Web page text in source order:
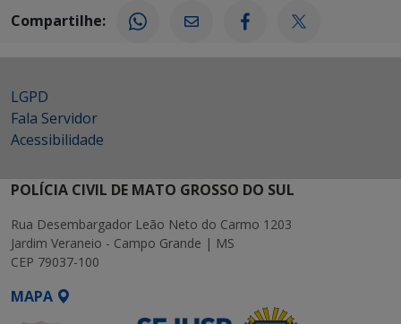
Compartilhe:
LGPD
Fala Servidor
Acessibilidade
POLÍCIA CIVIL DE MATO GROSSO DO SUL
Rua Desembargador Leão Neto do Carmo 1203
Jardim Veraneio - Campo Grande | MS
CEP 79037-100
MAPA